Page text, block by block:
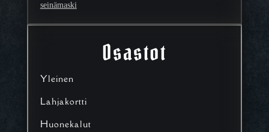
Osastot
Yleinen
Lahjakortti
Huonekalut
seinämaski